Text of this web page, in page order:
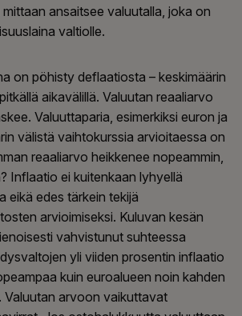
ansaitsee valuutalla, joka on
valtiolle.
on pöhisty deflaatiosta – keskimäärin
aikavälillä. Valuutan reaaliarvo
Valuuttaparia, esimerkiksi euron ja
välistä vaihtokurssia arvioitaessa on
reaaliarvo heikkenee nopeammin,
Inflaatio ei kuitenkaan lyhyellä
eikä edes tärkein tekijä
arvioimiseksi. Kuluvan kesän
vahvistunut suhteessa
yli viiden prosentin inflaatio
kuin euroalueen noin kahden
Valuutan arvoon vaikuttavat